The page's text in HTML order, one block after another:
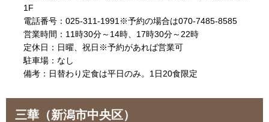
1F
電話番号：025-311-1991※予約の場合は070-7485-8585
営業時間：11時30分～14時、17時30分～22時
定休日：日曜、祝日※予約があれば営業可
駐車場：なし
備考：日替わり定食は平日のみ。1日20食限定
三華 （新潟市中央区）